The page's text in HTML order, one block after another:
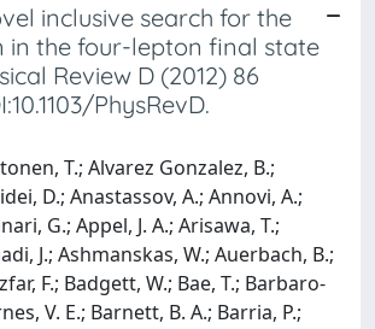
inclusive search for the
in the four-lepton final state
Review D (2012) 86
PhysRevD.
T.; Alvarez Gonzalez, B.;
D.; Anastassov, A.; Annovi, A.;
G.; Appel, J. A.; Arisawa, T.;
J.; Ashmanskas, W.; Auerbach, B.;
F.; Badgett, W.; Bae, T.; Barbaro-
V. E.; Barnett, B. A.; Barria, P.;